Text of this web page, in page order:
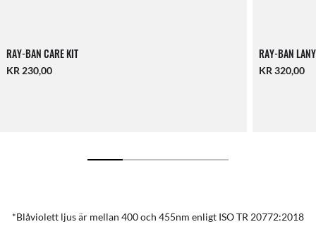
RAY-BAN CARE KIT
KR 230,00
RAY-BAN
KR 320,00
*Blåviolett ljus är mellan 400 och 455nm enligt ISO TR 20772:2018